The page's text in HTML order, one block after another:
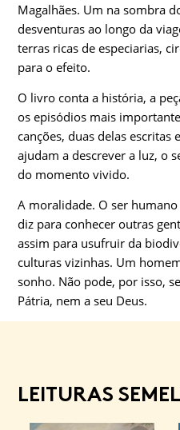
Magalhães. Um na sombra
desventuras ao longo da
terras ricas de especiarias,
para o efeito.
O livro conta a história, a
os episódios mais
canções, duas delas escritas
ajudam a descrever a luz, o
do momento vivido.
A moralidade. O ser
diz para conhecer outras
assim para usufruir da
culturas vizinhas. Um
sonho. Não pode, por isso,
Pátria, nem a seu Deus.
LEITURAS